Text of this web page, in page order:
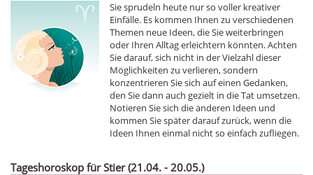
Sie sprudeln heute nur so voller kreativer
Einfälle. Es kommen Ihnen zu verschiedenen
Themen neue Ideen, die Sie weiterbringen
oder Ihren Alltag erleichtern könnten. Achten
Sie darauf, sich nicht in der Vielzahl dieser
Möglichkeiten zu verlieren, sondern
konzentrieren Sie sich auf einen Gedanken,
den Sie dann auch gezielt in die Tat umsetzen.
Notieren Sie sich die anderen Ideen und
kommen Sie später darauf zurück, wenn die
Ideen Ihnen einmal nicht so einfach zufliegen.
Tageshoroskop für Stier (21.04. - 20.05.)